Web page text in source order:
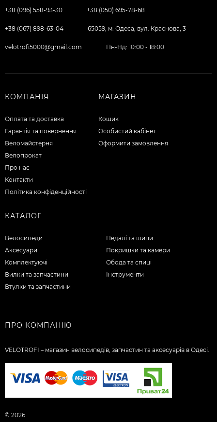
+38 (096) 558-93-30 +38 (050) 695-78-68
+38 (067) 898-63-04 65059, м. Одеса, вул. Краснова, 3
velotrofi5000@gmail.com Пн-Нд: 10:00 - 18:00
КОМПАНІЯ
Оплата та доставка
Гарантія та повернення
Веломайстерня
Велопрокат
Про нас
Контакти
Політика конфіденційності
МАГАЗИН
Кошик
Особистий кабінет
Оформити замовлення
КАТАЛОГ
Велосипеди
Аксесуари
Комплектуючі
Вилки та запчастини
Втулки та запчастини
Педалі та шипи
Покришки та камери
Обода та спиці
Інструменти
ПРО КОМПАНІЮ
VELOTROFI – магазин велосипедів, запчастин та аксесуарів в Одесі.
© 2026